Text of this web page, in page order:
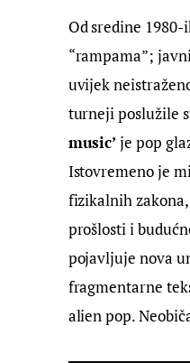
Od sredine
“rampama”;
uvijek
turneji poslužile
music’ je pop
Istovremeno je
fizikalnih
prošlosti i
pojavljuje nova
fragmentarne
alien pop.